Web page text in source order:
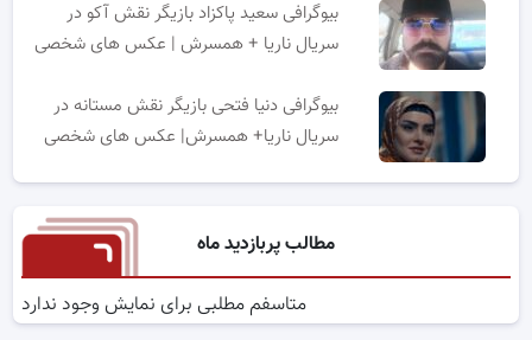
بیوگرافی سعید پاکزاد بازیگر نقش آکو در
سریال ناریا + همسرش | عکس های شخصی
بیوگرافی دنیا فتحی بازیگر نقش مستانه در
سریال ناریا+ همسرش| عکس های شخصی
مطالب پربازدید ماه
متاسفم مطلبی برای نمایش وجود ندارد